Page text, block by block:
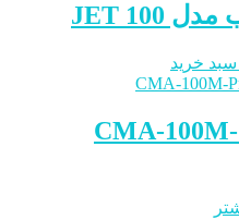
سبد خرید
پمپ آب ابارا مدل CMA-100M-